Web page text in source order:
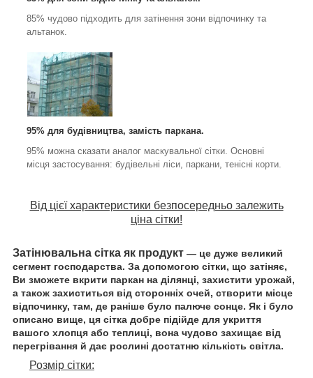
85% чудово підходить для затінення зони відпочинку та
альтанок.
95% для будівництва, замість паркана.
95% можна сказати аналог маскувальної сітки. Основні
місця застосування: будівельні ліси, паркани, тенісні корти.
Від цієї характеристики безпосередньо залежить
ціна сітки!
Затінювальна сітка як продукт — це дуже великий
сегмент господарства. За допомогою сітки, що затіняє,
Ви зможете вкрити паркан на ділянці, захистити урожай,
а також захиститься від сторонніх очей, створити місце
відпочинку, там, де раніше було палюче сонце. Як і було
описано вище, ця сітка добре підійде для укриття
вашого хлопця або теплиці, вона чудово захищає від
перегрівання й дає рослині достатню кількість світла.
Розмір сітки: